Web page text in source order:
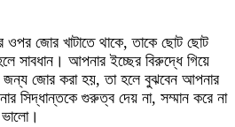
জোর খাটাতে থাকে, তাকে ছোট ছোট
সাবধান। আপনার ইচ্ছের বিরুদ্ধে গিয়ে
জোর করা হয়, তা হলে বুঝবেন আপনার
সিদ্ধান্তকে গুরুত্ব দেয় না, সম্মান করে না